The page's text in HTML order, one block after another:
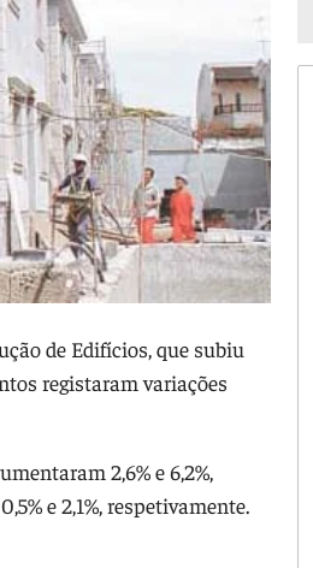
de Edifícios, que subiu
registaram variações
2,6% e 6,2%,
e 2,1%, respetivamente.